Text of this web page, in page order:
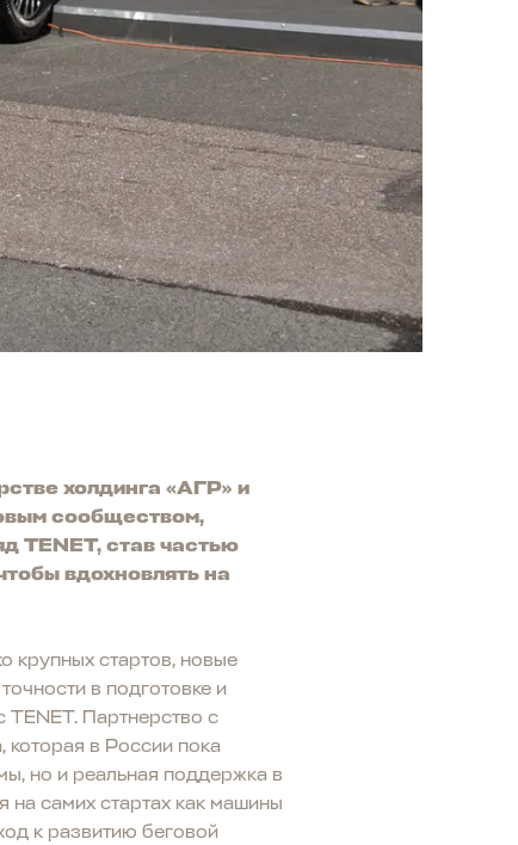
холдинга «АГР» и
сообществом,
TENET, став частью
вдохновлять на
крупных стартов, новые
в подготовке и
TENET. Партнерство с
в России пока
но и реальная поддержка в
самих стартах как машины
к развитию беговой